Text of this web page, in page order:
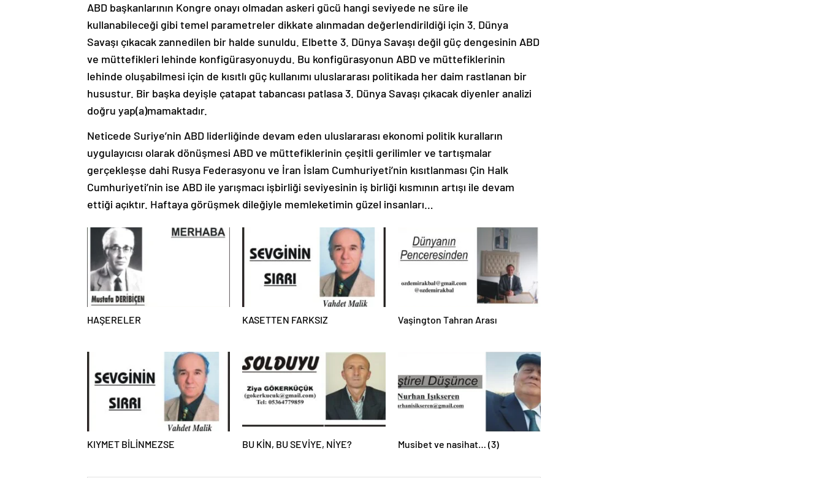
ABD başkanlarının Kongre onayı olmadan askeri gücü hangi seviyede ne süre ile
kullanabileceği gibi temel parametreler dikkate alınmadan değerlendirildiği için 3. Dünya
Savaşı çıkacak zannedilen bir halde sunuldu. Elbette 3. Dünya Savaşı değil güç dengesinin ABD
ve müttefikleri lehinde konfigürasyonuydu. Bu konfigürasyonun ABD ve müttefiklerinin
lehinde oluşabilmesi için de kısıtlı güç kullanımı uluslararası politikada her daim rastlanan bir
husustur. Bir başka deyişle çatapat tabancası patlasa 3. Dünya Savaşı çıkacak diyenler analizi
doğru yap(a)mamaktadır.
Neticede Suriye’nin ABD liderliğinde devam eden uluslararası ekonomi politik kuralların
uygulayıcısı olarak dönüşmesi ABD ve müttefiklerinin çeşitli gerilimler ve tartışmalar
gerçekleşse dahi Rusya Federasyonu ve İran İslam Cumhuriyeti’nin kısıtlanması Çin Halk
Cumhuriyeti’nin ise ABD ile yarışmacı işbirliği seviyesinin iş birliği kısmının artışı ile devam
ettiği açıktır. Haftaya görüşmek dileğiyle memleketimin güzel insanları…
HAŞERELER KASETTEN FARKSIZ Vaşington Tahran Arası
KIYMET BİLİNMEZSE BU KİN, BU SEVİYE, NİYE? Musibet ve nasihat… (3)